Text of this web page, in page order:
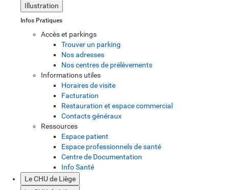
Illustration
Infos Pratiques
Accès et parkings
Trouver un parking
Nos adresses
Nos centres de prélèvements
Informations utiles
Horaires de visite
Facturation
Restauration et espace commercial
Contacts généraux
Ressources
Espace patient
Espace professionnels de santé
Centre de Documentation
Info Santé
Le CHU de Liège